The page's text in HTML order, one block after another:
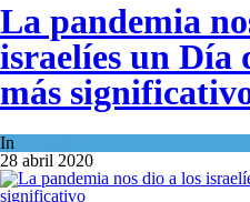
La pandemia
israelíes un Día
más
In
28 abril 2020